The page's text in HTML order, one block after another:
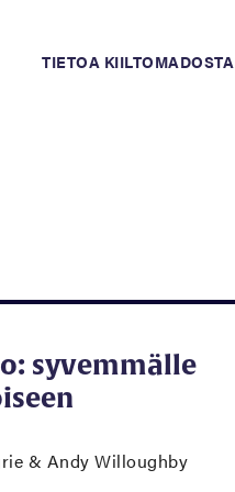
TIETOA KIILTOMADOSTA
syvemmälle
& Andy Willoughby